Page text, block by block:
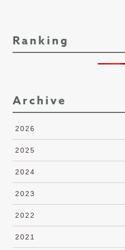
Ranking
Archive
2026
2025
2024
2023
2022
2021